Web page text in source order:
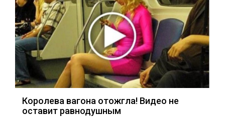
Королева вагона отожгла! Видео не
оставит равнодушным